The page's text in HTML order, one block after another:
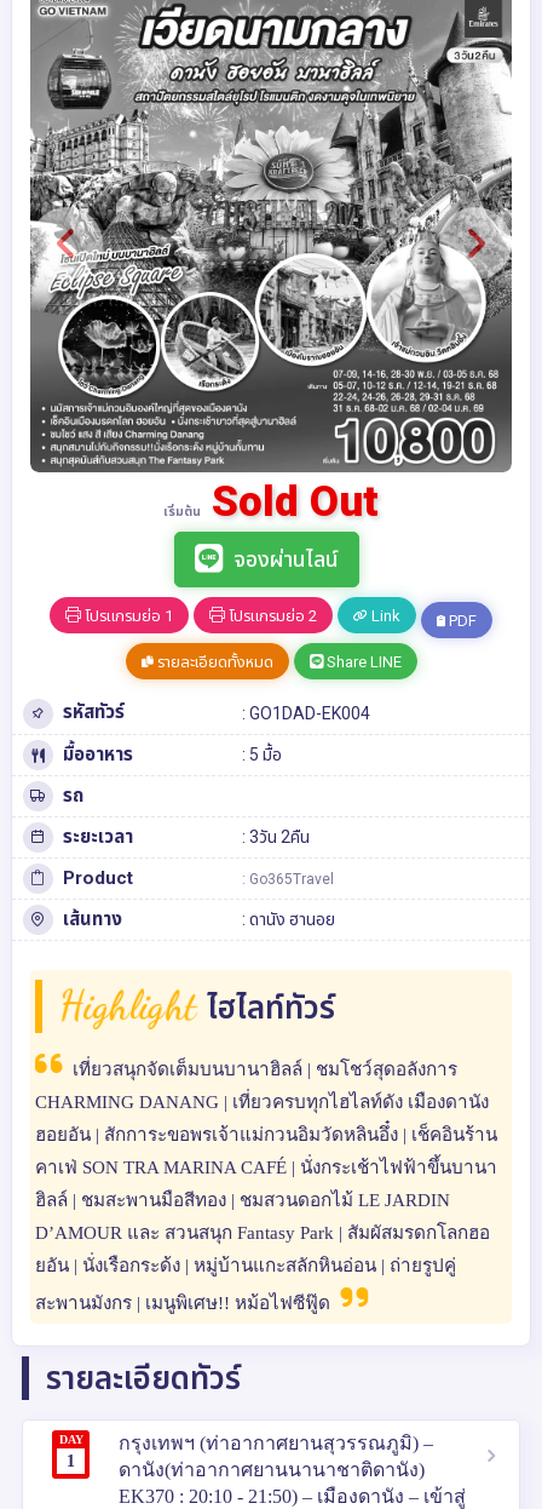
เริ่มต้น Sold Out
จองผ่านไลน์
โปรแกรมย่อ 1 โปรแกรมย่อ 2 Link PDF
รายละเอียดทั้งหมด Share LINE
รหัสทัวร์ : GO1DAD-EK004
มื้ออาหาร : 5 มื้อ
รถ
ระยะเวลา
: 3วัน 2คืน
Product : Go365Travel
เส้นทาง : ดานัง ฮานอย
Highlight ไฮไลท์ทัวร์
เที่ยวสนุกจัดเต็มบนบานาฮิลล์ | ชมโชว์สุดอลังการ
CHARMING DANANG | เที่ยวครบทุกไฮไลท์ดัง เมืองดานัง
ฮอยอัน | สักการะขอพรเจ้าแม่กวนอิมวัดหลินอึ๋ง | เช็คอินร้าน
คาเฟ่ SON TRA MARINA CAFÉ | นั่งกระเช้าไฟฟ้าขึ้นบานา
ฮิลล์ | ชมสะพานมือสีทอง | ชมสวนดอกไม้ LE JARDIN
D’AMOUR และ สวนสนุก Fantasy Park | สัมผัสมรดกโลกฮอ
ยอัน | นั่งเรือกระด้ง | หมู่บ้านแกะสลักหินอ่อน | ถ่ายรูปคู่
สะพานมังกร | เมนูพิเศษ!! หม้อไฟซีฟู๊ด
รายละเอียดทัวร์
DAY
1
กรุงเทพฯ (ท่าอากาศยานสุวรรณภูมิ) –
ดานัง(ท่าอากาศยานนานาชาติดานัง)
EK370 : 20:10 - 21:50) – เมืองดานัง – เข้าสู่